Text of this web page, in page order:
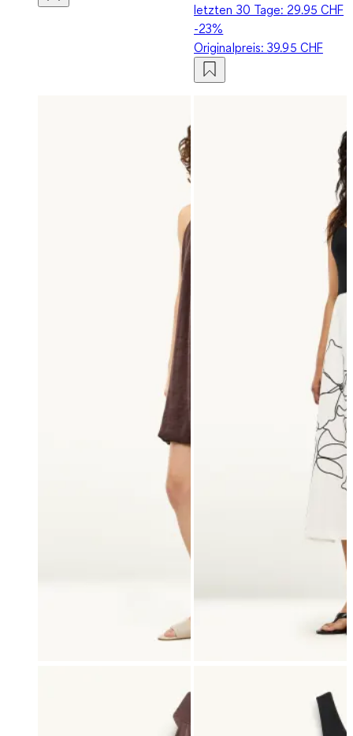
letzten 30 Tage: 29.95 CHF
-23%
Originalpreis:39.95 CHF